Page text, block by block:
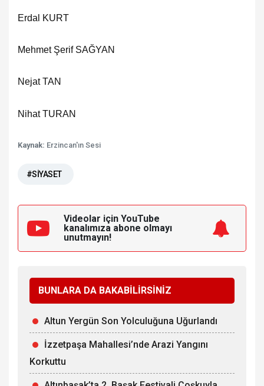
Erdal KURT
Mehmet Şerif SAĞYAN
Nejat TAN
Nihat TURAN
Kaynak: Erzincan'ın Sesi
#SİYASET
Videolar için YouTube
kanalımıza abone olmayı
unutmayın!
BUNLARA DA BAKABİLİRSİNİZ
Altun Yergün Son Yolculuğuna Uğurlandı
İzzetpaşa Mahallesi’nde Arazi Yangını
Korkuttu